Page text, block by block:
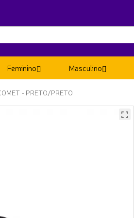
Feminino Masculino
- PRETO/PRETO